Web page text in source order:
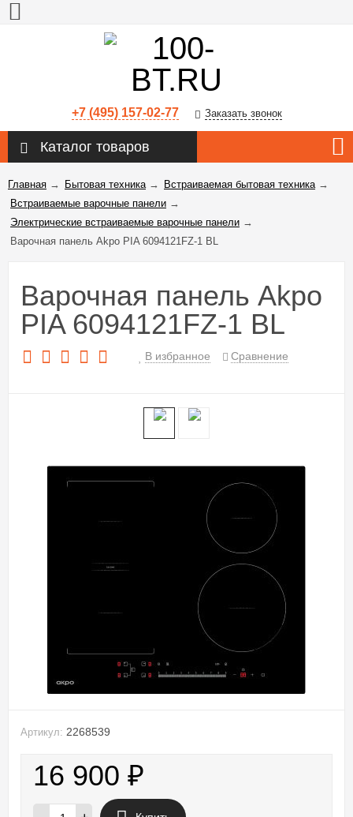
+7 (495) 157-02-77 Заказать звонок
Каталог товаров
Главная → Бытовая техника→ Встраиваемая бытовая техника→
Встраиваемые варочные панели →
Электрические встраиваемые варочные панели →
Варочная панель Akpo PIA 6094121FZ-1 BL
Варочная панель Akpo
PIA 6094121FZ-1 BL
В избранное Сравнение
Артикул: 2268539
16 900 ₽